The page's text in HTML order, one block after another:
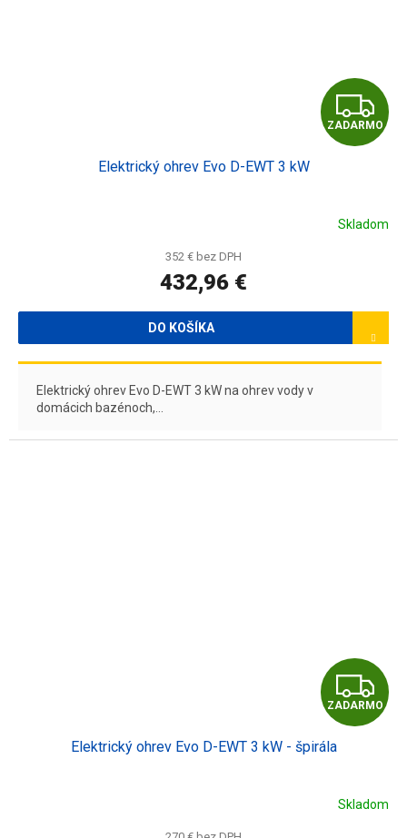
Z
A
A
O
ZADARMO
Elektrický ohrev Evo D-EWT 3 kW
Skladom
352 € bez DPH
432,96 €
DO KOŠÍKA
Elektrický ohrev Evo D-EWT 3 kW na ohrev vody v
domácich bazénoch,...
Z
A
A
ZADARMO
Elektrický ohrev Evo D-EWT 3 kW - špirála
Skladom